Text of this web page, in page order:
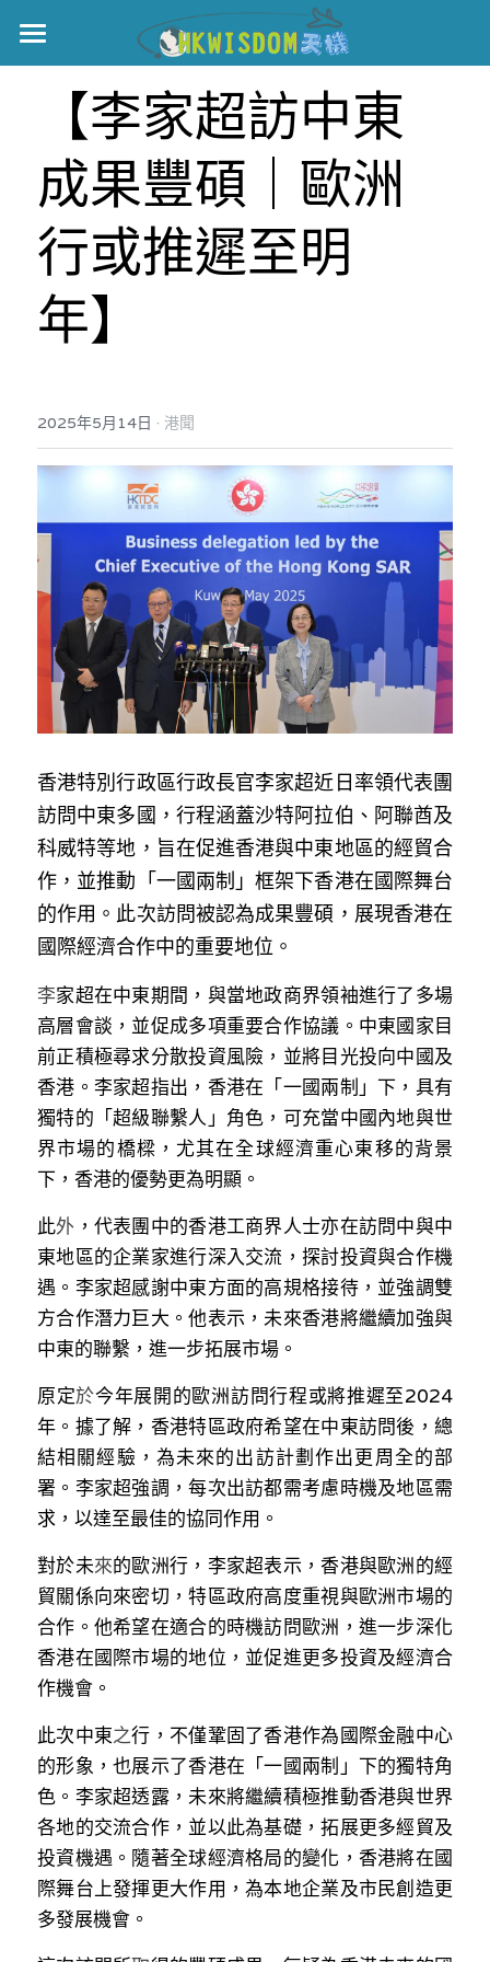
主頁
世界盃
伊美戰爭
黎智英案
正本清源•黎智英案
美西媒體謊言實錄
宏福火災
宏福‧革新
宏福火災正視聽
記錄．宏福苑火災
港聞
國際
反華推手你要知
反華推手懶人包
民主派騙案十式
反華推手起底
美西霸凌內幕
美西極權主義
真相直擊
極端暴恐實錄
KOL 專欄
林淑芳專欄
屈穎妍專欄
朱庭萱專欄
莫綺琪專欄
黃萬成專欄
招國偉專欄
高松傑專欄
林伯強專欄
馮煒光專欄
趙處機專欄
KOL 精選
大衛sir專欄
曾子晴 - 晴深直說
龔靜儀大律師專欄
陳貴春大律師專欄
陳子遷律師專欄
羅浚軒專欄
溫志倫專欄
張美雄專欄
莊豪鋒專欄
香港科技專上書院｜專欄
絕密法庭檔案
醫院口岸爆炸案
屠龍小隊案
黎智英案審訊
支聯會案
35+顛覆案
生活
休閒好介紹
親子
花生仔漫畫週記
人才招聘
投稿熱線
商戶合作
支持讚助
條款及細則
關於我們
搜索
繁體中文
繁體中文
English
【李家超訪中東
成果豐碩｜歐洲
行或推遲至明
年】
2025年5月14日 · 港聞
香港特別行政區行政長官李家超近日率領代表團
訪問中東多國，行程涵蓋沙特阿拉伯、阿聯酋及
科威特等地，旨在促進香港與中東地區的經貿合
作，並推動「一國兩制」框架下香港在國際舞台
的作用。此次訪問被認為成果豐碩，展現香港在
國際經濟合作中的重要地位。
李家超在中東期間，與當地政商界領袖進行了多場
高層會談，並促成多項重要合作協議。中東國家目
前正積極尋求分散投資風險，並將目光投向中國及
香港。李家超指出，香港在「一國兩制」下，具有
獨特的「超級聯繫人」角色，可充當中國內地與世
界市場的橋樑，尤其在全球經濟重心東移的背景
下，香港的優勢更為明顯。
此外 ，代表團中的香港工商界人士亦在訪問中與中
東地區的企業家進行深入交流，探討投資與合作機
遇。李家超感謝中東方面的高規格接待，並強調雙
方合作潛力巨大。他表示，未來香港將繼續加強與
中東的聯繫，進一步拓展市場。
原定於今年展開的歐洲訪問行程或將推遲至2024
年。據了解，香港特區政府希望在中東訪問後，總
結相關經驗，為未來的出訪計劃作出更周全的部
署。李家超強調，每次出訪都需考慮時機及地區需
求，以達至最佳的協同作用。
對於未來的歐洲行，李家超表示，香港與歐洲的經
貿關係向來密切，特區政府高度重視與歐洲市場的
合作。他希望在適合的時機訪問歐洲，進一步深化
香港在國際市場的地位，並促進更多投資及經濟合
作機會。
此次中東之行，不僅鞏固了香港作為國際金融中心
的形象，也展示了香港在「一國兩制」下的獨特角
色。李家超透露，未來將繼續積極推動香港與世界
各地的交流合作，並以此為基礎，拓展更多經貿及
投資機遇。隨著全球經濟格局的變化，香港將在國
際舞台上發揮更大作用，為本地企業及市民創造更
多發展機會。